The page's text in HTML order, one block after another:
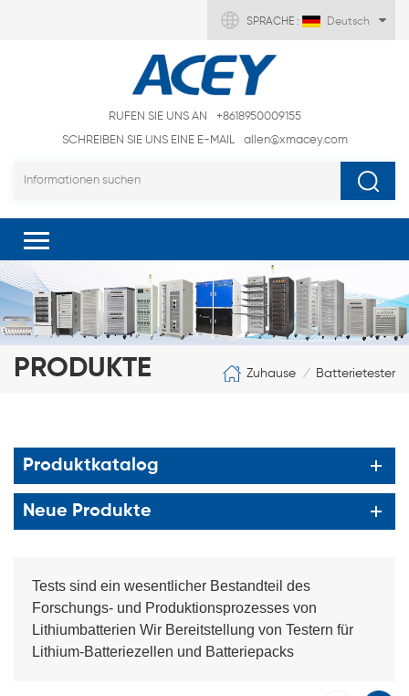
SPRACHE : Deutsch
RUFEN SIE UNS AN
+8618950009155
SCHREIBEN SIE UNS EINE E-MAIL
allen@xmacey.com
PRODUKTE Zuhause / Batterietester
Produktkatalog
Neue Produkte
Tests sind ein wesentlicher Bestandteil des
Forschungs- und Produktionsprozesses von
Lithiumbatterien Wir Bereitstellung von Testern für
Lithium-Batteriezellen und Batteriepacks